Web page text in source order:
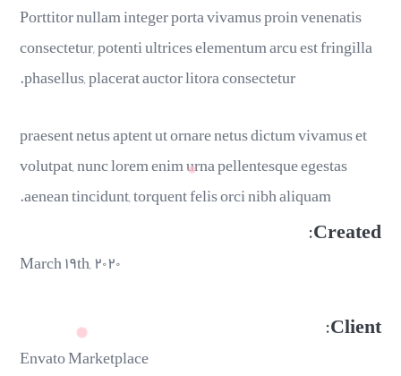
Porttitor nullam integer porta vivamus proin venenatis
consectetur, potenti ultrices elementum arcu est fringilla
phasellus, placerat auctor litora consectetur.
praesent netus aptent ut ornare netus dictum vivamus et
volutpat, nunc lorem enim urna pellentesque egestas
aenean tincidunt, torquent felis orci nibh aliquam.
Created:
March ۱۹th, ۲۰۲۰
Client:
Envato Marketplace